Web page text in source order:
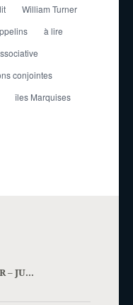
William Turner
à lire
conjointes
îles Marquises
– JU...